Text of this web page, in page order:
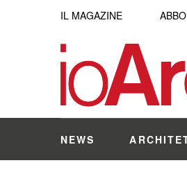
IL MAGAZINE
NEWS